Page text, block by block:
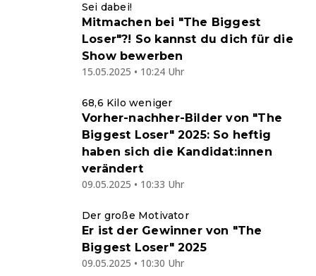
Sei dabei!
Mitmachen bei "The Biggest
Loser"?! So kannst du dich für die
Show bewerben
15.05.2025 • 10:24 Uhr
68,6 Kilo weniger
Vorher-nachher-Bilder von "The
Biggest Loser" 2025: So heftig
haben sich die Kandidat:innen
verändert
09.05.2025 • 10:33 Uhr
Der große Motivator
Er ist der Gewinner von "The
Biggest Loser" 2025
09.05.2025 • 10:30 Uhr